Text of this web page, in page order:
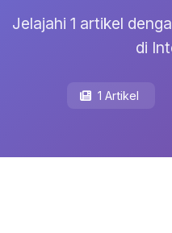
Jelajahi 1 artikel
di
1 Artikel